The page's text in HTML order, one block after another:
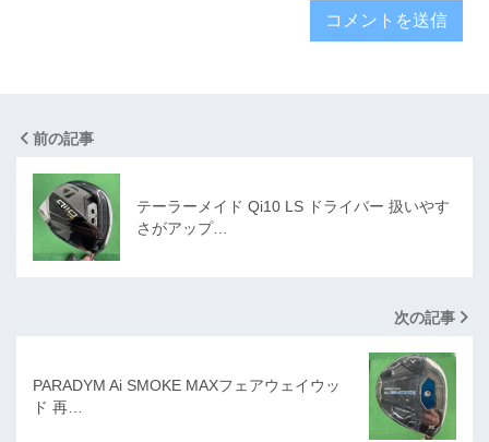
前の記事
テーラーメイド Qi10 LS ドライバー 扱いやす
さがアップ…
次の記事
PARADYM Ai SMOKE MAXフェアウェイウッ
ド 再…